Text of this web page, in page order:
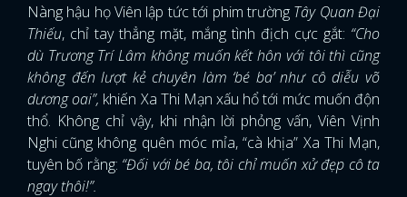
Nàng hậu họ Viên lập tức tới phim trường Tây Quan Đại
Thiếu, chỉ tay thẳng mặt, mắng tình địch cực gắt: “Cho
dù Trương Trí Lâm không muốn kết hôn với tôi thì cũng
không đến lượt kẻ chuyên làm ‘bé ba’ như cô diễu võ
dương oai”, khiến Xa Thi Mạn xấu hổ tới mức muốn độn
thổ. Không chỉ vậy, khi nhận lời phỏng vấn, Viên Vịnh
Nghi cũng không quên móc mỉa, “cà khịa” Xa Thi Mạn,
tuyên bố rằng: “Đối với bé ba, tôi chỉ muốn xử đẹp cô ta
ngay thôi!”.